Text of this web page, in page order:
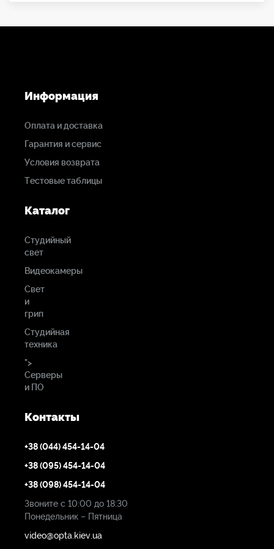
Информация
Оплата и доставка
Гарантия и сервис
Условия возврата
Тестовые таблицы
Каталог
Студийный
свет
Видеокамеры
Свет
и
грип
Студийная
техника
">
Серверы
и ПО
Контакты
+38 (044) 454-14-04
+38 (095) 454-14-04
+38 (098) 454-14-04
Звоните с 10:00 до 18:30
Понедельник – Пятница
video@opta.kiev.ua